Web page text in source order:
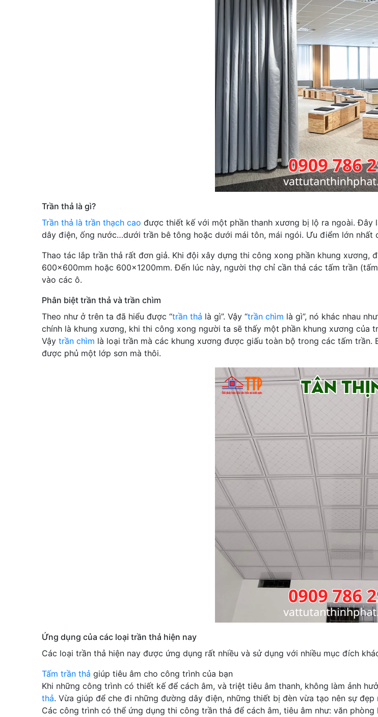
Trần thả là gì?
Trần thả là trần thạch cao được thiết kế với một phần thanh xương bị lộ ra ngoài.
dây điện, ống nước…dưới trần bê tông hoặc dưới mái tôn, mái ngói. Ưu điểm lớn nhất
Thao tác lắp trần thả rất đơn giả. Khi đội xây dựng thi công xong phần khung xương,
600x600mm hoặc 600x1200mm. Đến lúc này, người thợ chỉ cần thả các tấm trần
vào các ô.
Phân biệt trần thả và trần chìm
Theo như ở trên ta đã hiểu được “trần thả là gì”. Vậy “trần chìm là gì”, nó khác nhau
chính là khung xương, khi thi công xong người ta sẽ thấy một phần khung xương của
Vậy trần chìm là loại trần mà các khung xương được giấu toàn bộ trong các tấm
được phủ một lớp sơn mà thôi.
Ứng dụng của các loại trần thả hiện nay
Các loại trần thả hiện nay được ứng dụng rất nhiều và sử dụng với nhiều mục đích
Tấm trần thả giúp tiêu âm cho công trình của bạn
Khi những công trình có thiết kế để cách âm, và triệt tiêu âm thanh, không làm ảnh
thả. Vừa giúp để che đi những đường dây điện, những thiết bị đèn vừa tạo nên sự
Các công trình có thể ứng dụng thi công trần thả để cách âm, tiêu âm như: văn